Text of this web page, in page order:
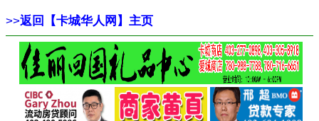
>>返回【卡城华人网】主页